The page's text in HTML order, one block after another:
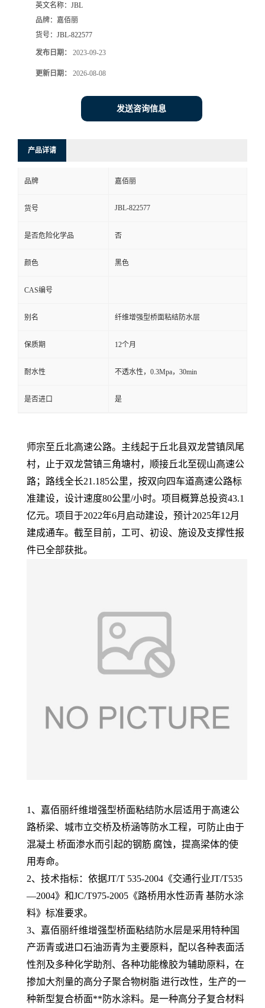
英文名称： JBL
品牌： 嘉佰丽
货号： JBL-822577
发布日期： 2023-09-23
更新日期： 2026-08-08
发送咨询信息
产品详请
品牌 嘉佰丽
货号 JBL-822577
是否危险化学品 否
颜色 黑色
CAS编号
别名 纤维增强型桥面粘结防水层
保质期 12个月
耐水性 不透水性，0.3Mpa，30min
是否进口 是
师宗至丘北高速公路。主线起于丘北县双龙营镇凤尾
村，止于双龙营镇三角塘村，顺接丘北至砚山高速公
路；路线全长21.185公里，按双向四车道高速公路标
准建设，设计速度80公里/小时。项目概算总投资43.1
亿元。项目于2022年6月启动建设，预计2025年12月
建成通车。截至目前，工可、初设、施设及支撑性报
件已全部获批。
1、嘉佰丽纤维增强型桥面粘结防水层适用于高速公
路桥梁、城市立交桥及桥涵等防水工程，可防止由于
混凝土 桥面渗水而引起的钢筋 腐蚀，提高梁体的使
用寿命。
2、技术指标：依据JT/T 535-2004《交通行业JT/T535
—2004》和JC/T975-2005《路桥用水性沥青 基防水涂
料》标准要求。
3、嘉佰丽纤维增强型桥面粘结防水层是采用特种国
产沥青或进口石油沥青为主要原料，配以各种表面活
性剂及多种化学助剂、各种功能橡胶为辅助原料，在
掺加大剂量的高分子聚合物树脂进行改性，生产的一
种新型复合桥面**防水涂料。是一种高分子复合材料